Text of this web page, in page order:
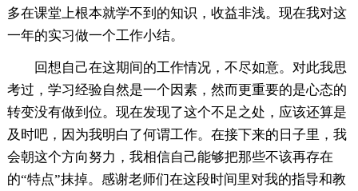
多在课堂上根本就学不到的知识，收益非浅。现在我对这
一年的实习做一个工作小结。
回想自己在这期间的工作情况，不尽如意。对此我思
考过，学习经验自然是一个因素，然而更重要的是心态的
转变没有做到位。现在发现了这个不足之处，应该还算是
及时吧，因为我明白了何谓工作。在接下来的日子里，我
会朝这个方向努力，我相信自己能够把那些不该再存在
的“特点”抹掉。感谢老师们在这段时间里对我的指导和教